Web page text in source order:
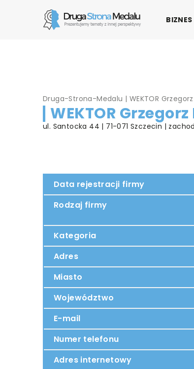
BIZNES
Druga-Strona-Medalu | WEKTOR
WEKTOR
ul. Santocka 44 | 71-071 Szczecin |
Data rejestracji firmy
Rodzaj firmy
Kategoria
Adres
Miasto
Województwo
E-mail
Numer telefonu
Adres internetowy